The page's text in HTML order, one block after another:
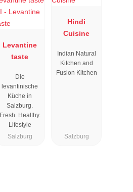
Levantine
taste
Die
levantinische
Küche in
Salzburg.
Fresh. Healthy.
Lifestyle
Salzburg
Hindi
Cuisine
Indian Natural
Kitchen and
Fusion Kitchen
Salzburg